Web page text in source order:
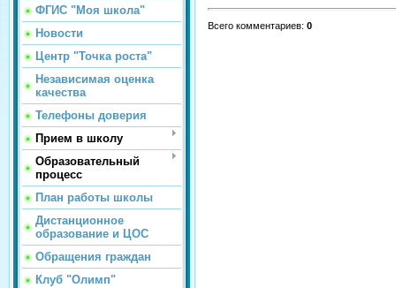
ФГИС "Моя школа"
Новости
Центр "Точка роста"
Независимая оценка
качества
Телефоны доверия
Прием в школу
Образовательный
процесс
План работы школы
Дистанционное
образование и ЦОС
Обращения граждан
Клуб "Олимп"
Всего комментариев: 0